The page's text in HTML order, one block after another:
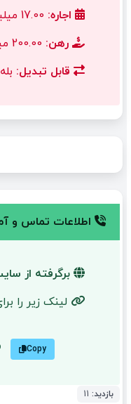
اجاره:
رهن:
قابل تبدیل: بله
اطلاعات تماس و
برگرفته از
لینک زیر را
Copy
بازدید: 11